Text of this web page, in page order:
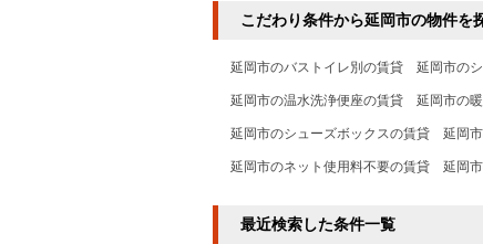
こだわり条件から延岡市の物件を
延岡市のバストイレ別の賃貸 延岡市の
延岡市の温水洗浄便座の賃貸 延岡市の
延岡市のシューズボックスの賃貸 延岡
延岡市のネット使用料不要の賃貸 延岡
最近検索した条件一覧